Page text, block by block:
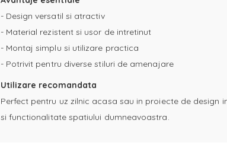
- Design versatil si atractiv
- Material rezistent si usor de intretinut
- Montaj simplu si utilizare practica
- Potrivit pentru diverse stiluri de amenajare
Utilizare recomandata
Perfect pentru uz zilnic acasa sau in proiecte de design
si functionalitate spatiului dumneavoastra.